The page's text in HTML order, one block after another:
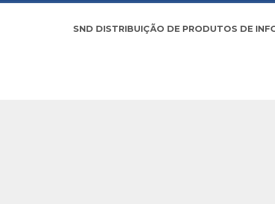
SND DISTRIBUIÇÃO DE PRODUTOS DE